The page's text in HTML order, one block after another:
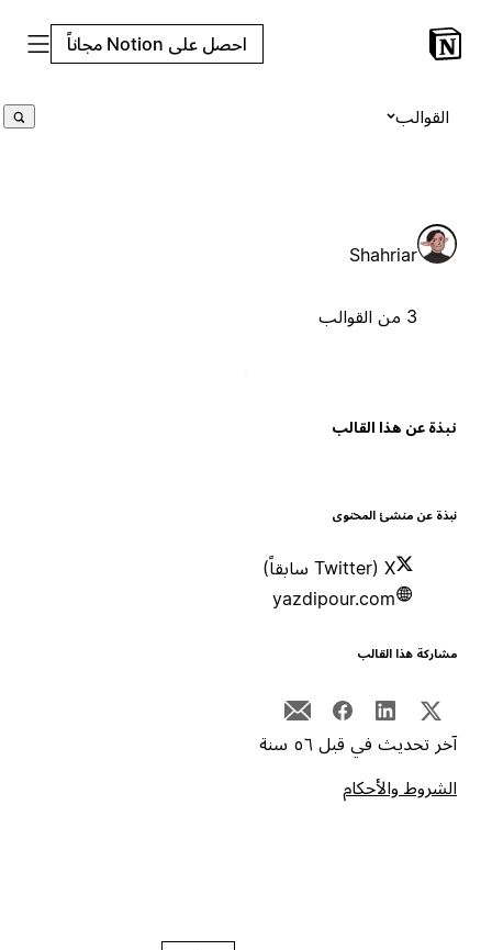
احصل على Notion مجاناً
القوالب
Shahriar
عن هذا القالب
عن منشئ المحتوى
yazdipour.com
هذا القالب
تحديث في قبل ٥٦ سنة
والأحكام